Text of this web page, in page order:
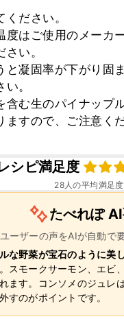
ださい。
度はご使用のメーカ
い。
と凝固率が下がり固
。
含む生のパイナップ
すので、ご注意くだ
シピ満足度
28人の平均満足度
たべれぽ
ーザーの声をAIが自動で
な野菜が宝石のように美
スモークサーモン、エビ
ます。コンソメのジュレ
すのがポイントです。